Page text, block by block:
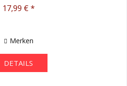
17,99 € *
Merken
DETAILS